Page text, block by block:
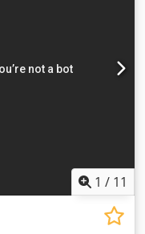
Englisch,
Entdecken
1 / 11